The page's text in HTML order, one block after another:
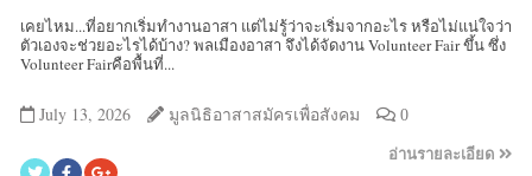
เคยไหม...ที่อยากเริ่มทำงานอาสา แต่ไม่รู้ว่าจะเริ่มจากอะไร หรือไม่แน่ใจว่า
ตัวเองจะช่วยอะไรได้บ้าง? พลเมืองอาสา จึงได้จัดงาน Volunteer Fair ขึ้น ซึ่ง
Volunteer Fairคือพื้นที่...
July 13, 2026 มูลนิธิอาสาสมัครเพื่อสังคม 0
อ่านรายละเอียด